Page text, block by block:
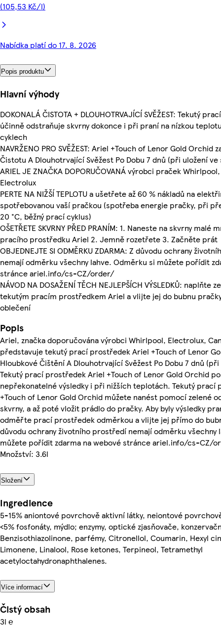
(105,53 Kč/l)
Nabídka platí do 17. 8. 2026
Popis produktu
Hlavní výhody
DOKONALÁ ČISTOTA + DLOUHOTRVAJÍCÍ SVĚŽEST: Tekutý
účinně odstraňuje skvrny dokonce i při praní na nízkou
cyklech
NAVRŽENO PRO SVĚŽEST: Ariel +Touch of Lenor Gold Orchid
Čistotu A Dlouhotrvající Svěžest Po Dobu 7 dnů (při uložení
ARIEL JE ZNAČKA DOPORUČOVANÁ výrobci praček
Electrolux
PERTE NA NIŽŠÍ TEPLOTU a ušetřete až 60 % nákladů na
spotřebovanou vaší pračkou (spotřeba energie pračky, při
20 °C, běžný prací cyklus)
OŠETŘETE SKVRNY PŘED PRANÍM: 1. Naneste na skvrny malé
pracího prostředku Ariel 2. Jemně rozetřete 3. Začněte prát
OBJEDNEJTE SI ODMĚRKU ZDARMA: Z důvodu ochrany
nemají odměrku všechny lahve. Odměrku si můžete pořídit
stránce ariel.info/cs-CZ/order/
NÁVOD NA DOSAŽENÍ TĚCH NEJLEPŠÍCH VÝSLEDKŮ: naplňte
tekutým pracím prostředkem Ariel a vlijte jej do bubnu
oblečení
Popis
Ariel, značka doporučována výrobci Whirlpool, Electrolux,
představuje tekutý prací prostředek Ariel +Touch of Lenor
Hloubkové Čištění A Dlouhotrvající Svěžest Po Dobu 7 dnů
Tekutý prací prostředek Ariel +Touch of Lenor Gold Orchid
nepřekonatelné výsledky i při nižších teplotách. Tekutý prací
+Touch of Lenor Gold Orchid můžete nanést pomocí zelené
skvrny, a až poté vložit prádlo do pračky. Aby byly výsledky
odměřte prací prostředek odměrkou a vlijte jej přímo do
důvodu ochrany životního prostředí nemají odměrku všechny
můžete pořídit zdarma na webové stránce ariel.info/cs-CZ/
Množství: 3.6l
Složení
Ingredience
5-15% aniontové povrchově aktivní látky, neiontové
<5% fosfonáty, mýdlo; enzymy, optické zjasňovače,
Benzisothiazolinone, parfémy, Citronellol, Coumarin, Hexyl
Limonene, Linalool, Rose ketones, Terpineol, Tetramethyl
acetyloctahydronaphthalenes.
Více informací
Čistý obsah
3l ℮